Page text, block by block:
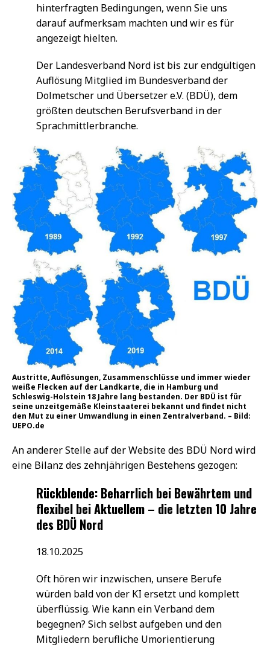
hinterfragten Bedingungen, wenn Sie uns
darauf aufmerksam machten und wir es für
angezeigt hielten.
Der Landesverband Nord ist bis zur endgültigen
Auflösung Mitglied im Bundesverband der
Dolmetscher und Übersetzer e.V. (BDÜ), dem
größten deutschen Berufsverband in der
Sprachmittlerbranche.
Austritte, Auflösungen, Zusammenschlüsse und immer wieder
weiße Flecken auf der Landkarte, die in Hamburg und
Schleswig-Holstein 18 Jahre lang bestanden. Der BDÜ ist für
seine unzeitgemäße Kleinstaaterei bekannt und findet nicht
den Mut zu einer Umwandlung in einen Zentralverband. – Bild:
UEPO.de
An anderer Stelle auf der Website des BDÜ Nord wird
eine Bilanz des zehnjährigen Bestehens gezogen:
Rückblende: Beharrlich bei Bewährtem und
flexibel bei Aktuellem – die letzten 10 Jahre
des BDÜ Nord
18.10.2025
Oft hören wir inzwischen, unsere Berufe
würden bald von der KI ersetzt und komplett
überflüssig. Wie kann ein Verband dem
begegnen? Sich selbst aufgeben und den
Mitgliedern berufliche Umorientierung